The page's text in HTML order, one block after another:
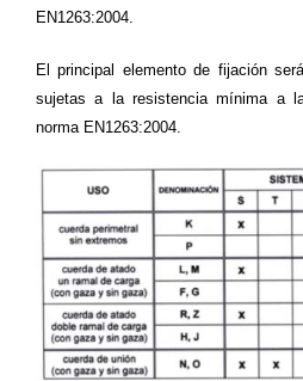
EN1263:2004.
El principal elemento de fijación
sujetas a la resistencia mínima a
norma EN1263:2004.